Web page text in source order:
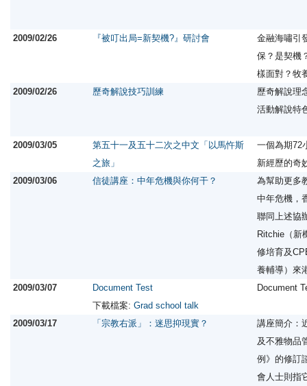
2009/02/26 『被叮出局=新契機?』研討會
金融海嘯引
保？是契機
樣面對？牧
2009/02/26
歷奇解說技巧訓練
歷奇解說理
活動解說特
2009/03/05
第五十一及五十二次之中文「以馬忤斯
之旅」
一個為期72
新經歷的奇
2009/03/06
信徒講座：中年危機與你何干？
為幫助更多
中年危機，
聯同上述協
Ritchie（新
修培育及
養輔導）來
2009/03/07
Document Test
下載檔案: Grad school talk
Document
2009/03/17 「宗教右派」：迷思抑現實？
講座簡介：
及不雅物品
例》的修訂
會人士則指